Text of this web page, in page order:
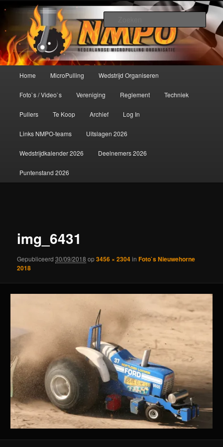
primaire
inhoudNederlandse MicroPulling
Organisatie
De meest krachtige modelbouwsport ter wereld!
Home MicroPulling Wedstrijd Organiseren
Foto`s / Video`s Vereniging Reglement Techniek
Pullers Te Koop Archief Log In
Links NMPO-teams Uitslagen 2026
Wedstrijdkalender 2026 Deelnemers 2026
Puntenstand 2026
img_6431
Gepubliceerd30/09/2018 op3456 × 2304inFoto`s Nieuwehorne
2018